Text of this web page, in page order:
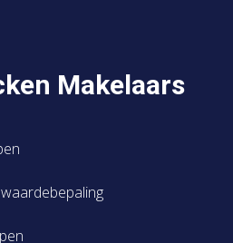
Makelaars